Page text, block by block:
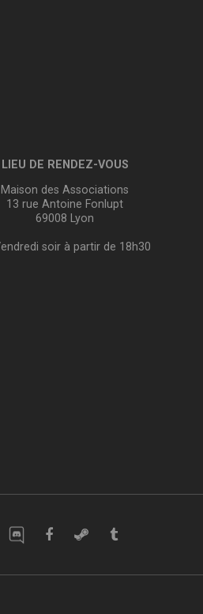
LIEU DE RENDEZ-VOUS
Maison des Associations
13 rue Antoine Fonlupt
69008 Lyon
soir à partir de 18h30